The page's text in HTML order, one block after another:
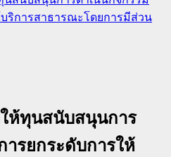
ริการสาธารณะโดยการมีส่วน
ห้ทุนสนับสนุนการ
ารยกระดับการให้